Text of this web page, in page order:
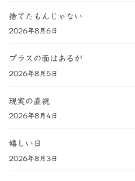
捨てたもんじゃない
2026年8月6日
プラスの面はあるが
2026年8月5日
現実の直視
2026年8月4日
嬉しい日
2026年8月3日